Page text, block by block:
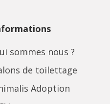
sommes nous ?
de toilettage
Adoption